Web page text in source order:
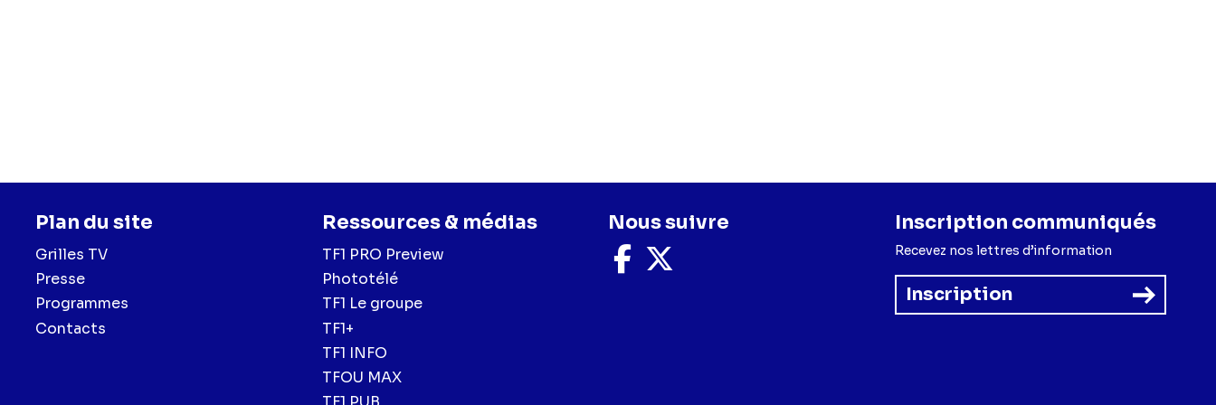
Plan du site
Grilles TV
Presse
Programmes
Contacts
Ressources & médias
TF1 PRO Preview
Phototélé
TF1 Le groupe
TF1+
TF1 INFO
TFOU MAX
Nous suivre
Nous
suivre
Inscription communiqués
Recevez nos lettres d’information
Inscription